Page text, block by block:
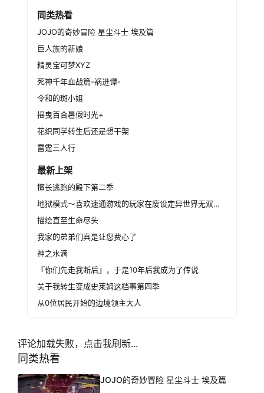
同类热看
JOJO的奇妙冒险 星尘斗士 埃及篇
巨人族的新娘
精灵宝可梦XYZ
死神千年血战篇-祸进谭-
令和的斑小姐
摇曳百合暑假时光+
花织同学转生后还是想干架
雷霆三人行
最新上架
擅长逃跑的殿下第二季
地狱模式～喜欢速通游戏的玩家在废设定异世界无双～第二季
描绘直至生命尽头
我家的弟弟们真是让您费心了
神之水滴
『你们先走我断后』，于是10年后我成为了传说
关于我转生变成史莱姆这档事第四季
从0位居民开始的边境领主大人
评论加载失败，点击我刷新...
同类热看
JOJO的奇妙冒险 星尘斗士 埃及篇